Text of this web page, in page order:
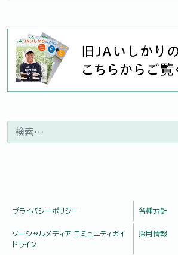
検索:
プライバシーポリシー 各種方針
ソーシャルメディア コミュニティガイ
ドライン
採用情報